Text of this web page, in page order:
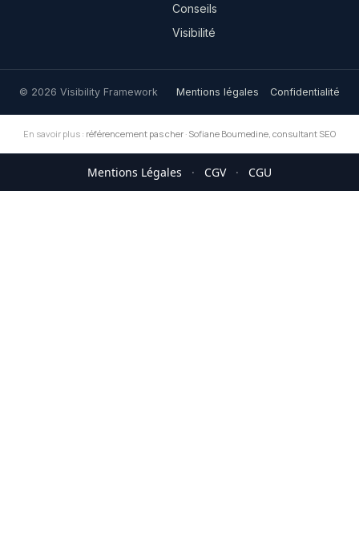
Conseils
Visibilité
© 2026 Visibility Framework Mentions légales Confidentialité
En savoir plus : référencement pas cher · Sofiane Boumedine, consultant SEO
Mentions Légales · CGV · CGU